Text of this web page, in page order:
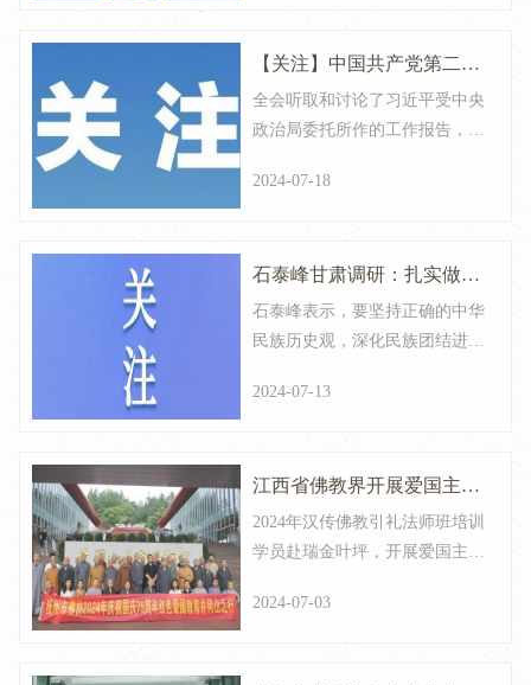
宗教领域文物管理保护水平，持
续加强宗教领域文物价值挖掘展
示。
【关注】中国共产党第二十
届中央委员会第三次全体会
全会听取和讨论了习近平受中央
政治局委托所作的工作报告，审
步全面深化改革、推进中国式现
2024-07-18
石泰峰甘肃调研：扎实做好
新时代党的民族宗教工作 推
和我国宗教中国化工作走深
石泰峰表示，要坚持正确的中华
民族历史观，深化民族团结进步
宗教中国化方向，发扬我国宗教
与社会主义社会相适应。
2024-07-13
江西省佛教界开展爱国主义
红色主题教育活动
2024年汉传佛教引礼法师班培训
学员赴瑞金叶坪，开展爱国主义
2024-07-03